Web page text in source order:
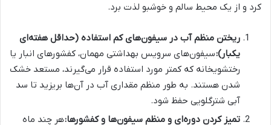
کرد و از یک محیط سالم و خوشبو لذت برد.
ریختن منظم آب در سیفون‌های کم استفاده (حداقل هفته‌ای
یکبار):سیفون‌های سرویس بهداشتی مهمان، کفشورهای انبار یا
رختشویخانه که کمتر مورد استفاده قرار می‌گیرند، مستعد خشک
شدن هستند. به طور منظم مقداری آب در آن‌ها بریزید تا سد
آبی شترگلویی حفظ شود.
تمیز کردن دوره‌ای و منظم سیفون‌ها و کفشورها:هر چند ماه